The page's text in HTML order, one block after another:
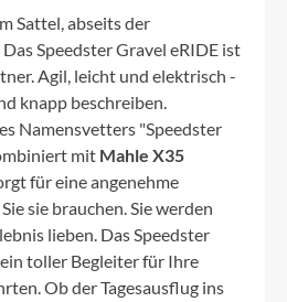
Sattel, abseits der
Speedster Gravel eRIDE ist
Agil, leicht und elektrisch -
knapp beschreiben.
Namensvetters "Speedster
mit Mahle X35
für eine angenehme
sie brauchen. Sie werden
lieben. Das Speedster
toller Begleiter für Ihre
Ob der Tagesausflug ins